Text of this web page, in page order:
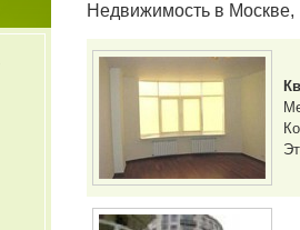
Недвижимость в Москве,